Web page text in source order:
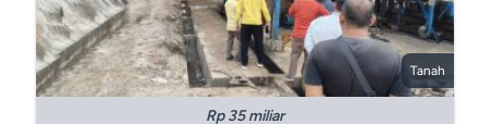
Tanah
Rp 35 miliar